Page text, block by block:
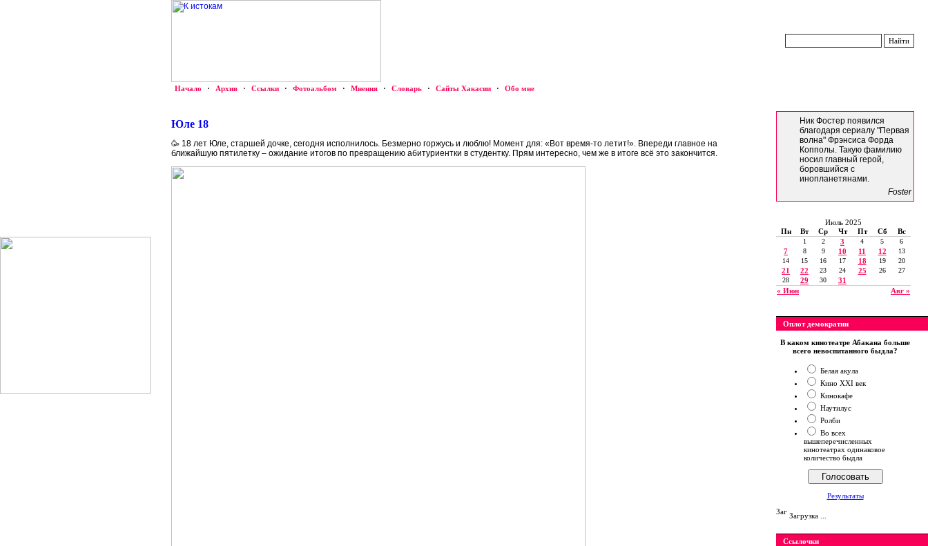
Начало · Архив · Ссылки · Фотоальбом · Мнения · Словарь · Сайты Хакасии · Обо мне
Юле 18
🥳 18 лет Юле, старшей дочке, сегодня исполнилось. Безмерно горжусь и люблю! Момент для: «Вот время-то летит!». Впереди главное на
ближайшую пятилетку – ожидание итогов по превращению абитуриентки в студентку. Прям интересно, чем же в итоге всё это закончится.
Ник Фостер появился
благодаря сериалу "Первая
волна" Фрэнсиса Форда
Копполы. Такую фамилию
носил главный герой,
боровшийся с
инопланетянами.
Foster
Июль 2025
Пн
Вт Ср Чт Пт Сб Вс
« Июн Авг »
1 2 3 4 5 6
7 8 9 10 11 12
13
14
15 16 17 18 19 20
21 22 23 24 25 26
27
28
29 30 31
Оплот демократии
В каком кинотеатре Абакана больше
всего невоспитанного быдла?
Белая акула
Кино XXI век
Кинокафе
Наутилус
Ролби
Во всех
вышеперечисленных
кинотеатрах одинаковое
количество быдла
Результаты
Загрузка ...
Ссылочки